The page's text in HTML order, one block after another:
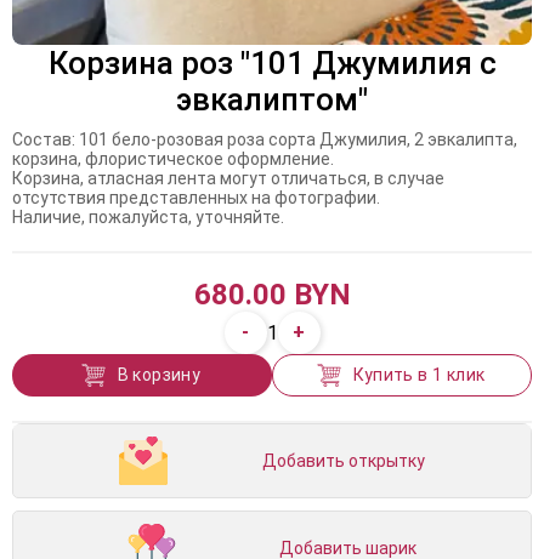
Корзина роз "101 Джумилия с
эвкалиптом"
Состав: 101 бело-розовая роза сорта Джумилия, 2 эвкалипта,
корзина, флористическое оформление.
Корзина, атласная лента могут отличаться, в случае
отсутствия представленных на фотографии.
Наличие, пожалуйста, уточняйте.
680.00 BYN
- 1 +
В корзину Купить в 1 клик
Добавить открытку
Добавить шарик